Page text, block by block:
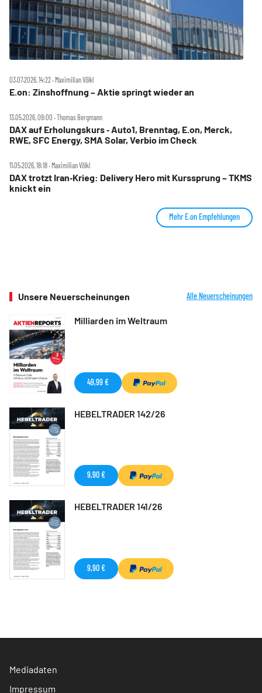
03.07.2026, 14:22 ‧ Maximilian Völkl
E.on: Zinshoffnung – Aktie springt wieder an
13.05.2026, 09:00 ‧ Thomas Bergmann
DAX auf Erholungskurs ‑ Auto1, Brenntag, E.on, Merck,
RWE, SFC Energy, SMA Solar, Verbio im Check
11.05.2026, 18:18 ‧ Maximilian Völkl
DAX trotzt Iran‑Krieg: Delivery Hero mit Kurssprung – TKMS
knickt ein
Mehr E.on Empfehlungen
Unsere Neuerscheinungen Alle Neuerscheinungen
Milliarden im Weltraum
49,99 €
HEBELTRADER 142/26
9,90 €
HEBELTRADER 141/26
9,90 €
Mediadaten
Impressum